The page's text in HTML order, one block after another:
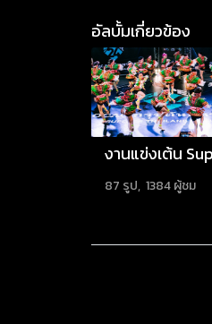
อัลบั้มเกี่ยวข้อง
87 รูป, 1384 ผู้ชม